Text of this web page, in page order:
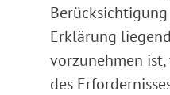
Erklärung
vorzunehmen
des